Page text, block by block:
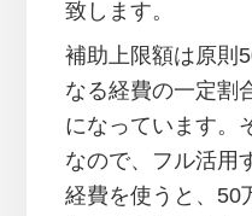
致します。
補助上限額は原則
なる経費の一定割
になっています。
なので、フル活用
経費を使うと、50